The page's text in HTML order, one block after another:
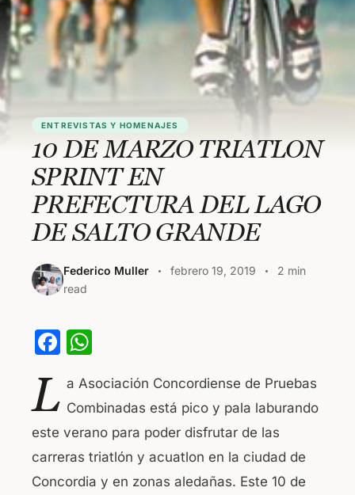
ENTREVISTAS Y HOMENAJES
10 DE MARZO TRIATLON
SPRINT EN
PREFECTURA DEL LAGO
DE SALTO GRANDE
Federico Muller febrero 19, 2019
2 min
read
F
c
e
b
o
at
s
A
p
L a Asociación Concordiense de Pruebas
Combinadas está pico y pala laburando
este verano para poder disfrutar de las
carreras triatlón y acuatlon en la ciudad de
Concordia y en zonas aledañas. Este 10 de